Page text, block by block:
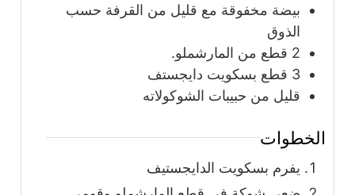
بيضة مخفوقة مع قليل من القرفة حسب
الذوق
2 قطع من المارشملو.
3 قطع بسكويت دايجستف
قليل من حبيبات الشوكولاته
الخطوات
يفرم بسكويت الدايجستيف